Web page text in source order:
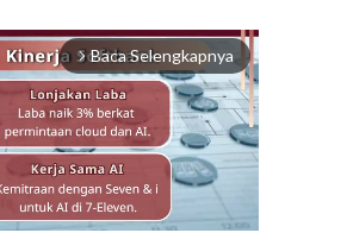
arrow_forward_ios Baca Selengkapnya